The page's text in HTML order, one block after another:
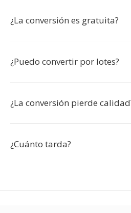
¿La conversión es gratuita?
¿Puedo convertir por lotes?
¿La conversión pierde
¿Cuánto tarda?